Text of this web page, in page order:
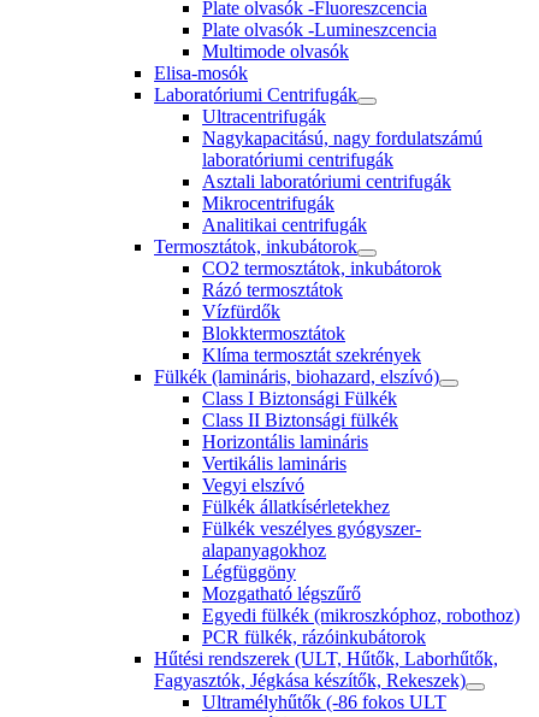
Plate olvasók -Fluoreszcencia
Plate olvasók -Lumineszcencia
Multimode olvasók
Elisa-mosók
Laboratóriumi Centrifugák
Ultracentrifugák
Nagykapacitású, nagy fordulatszámú
laboratóriumi centrifugák
Asztali laboratóriumi centrifugák
Mikrocentrifugák
Analitikai centrifugák
Termosztátok, inkubátorok
CO2 termosztátok, inkubátorok
Rázó termosztátok
Vízfürdők
Blokktermosztátok
Klíma termosztát szekrények
Fülkék (lamináris, biohazard, elszívó)
Class I Biztonsági Fülkék
Class II Biztonsági fülkék
Horizontális lamináris
Vertikális lamináris
Vegyi elszívó
Fülkék állatkísérletekhez
Fülkék veszélyes gyógyszer-
alapanyagokhoz
Légfüggöny
Mozgatható légszűrő
Egyedi fülkék (mikroszkóphoz, robothoz)
PCR fülkék, rázóinkubátorok
Hűtési rendszerek (ULT, Hűtők, Laborhűtők,
Fagyasztók, Jégkása készítők, Rekeszek)
Ultramélyhűtők (-86 fokos ULT